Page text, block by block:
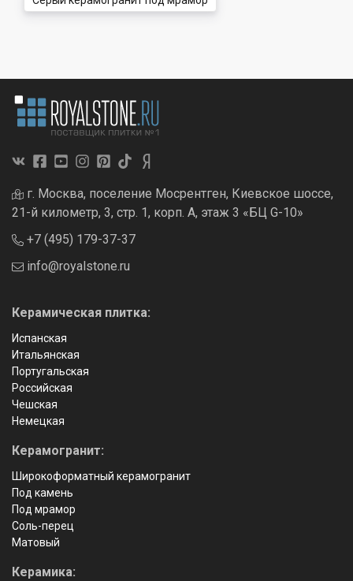
г. Москва, поселение Мосрентген, Киевское шоссе,
21-й километр, 3, стр. 1, корп. А, этаж 3 «БЦ G-10»
+7 (495) 179-37-37
info@royalstone.ru
Керамическая плитка:
Испанская
Итальянская
Португальская
Российская
Чешская
Немецкая
Керамогранит:
Широкоформатный керамогранит
Под камень
Под мрамор
Соль-перец
Матовый
Керамика: